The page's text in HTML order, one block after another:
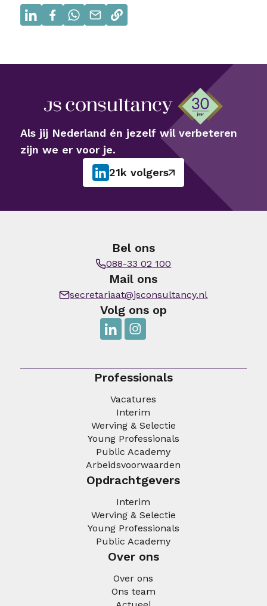
Delen via linkedin
Delen via facebook
Delen via whatsapp
Delen via e-mail
Als jij Nederland én jezelf wil verbeteren
zijn we er voor je.
21k volgers
Professionals
Vacatures
Interim
Werving & Selectie
Young Professionals
Public Academy
Arbeidsvoorwaarden
Opdrachtgevers
Interim
Werving & Selectie
Young Professionals
Public Academy
Over ons
Over ons
Ons team
Bel ons
088-33 02 100
Mail ons
secretariaat@jsconsultancy.nl
Volg ons op